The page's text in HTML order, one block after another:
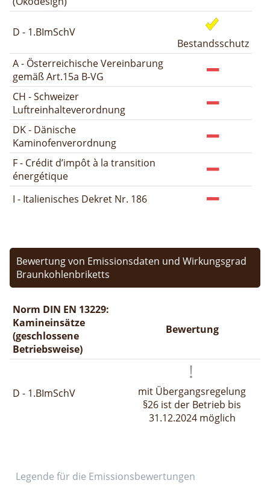
D - 1.BImSchV
Bestandsschutz
A - Österreichische Vereinbarung
gemäß Art.15a B-VG
CH - Schweizer
Luftreinhalteverordnung
DK - Dänische
Kaminofenverordnung
F - Crédit d’impôt à la transition
énergétique
I - Italienisches Dekret Nr. 186
Bewertung von Emissionsdaten und Wirkungsgrad
Braunkohlenbriketts
Norm DIN EN 13229:
Kamineinsätze
(geschlossene
Betriebsweise)
Bewertung
D - 1.BImSchV
mit Übergangsregelung
§26 ist der Betrieb bis
31.12.2024 möglich
Legende für die Emissionsbewertungen